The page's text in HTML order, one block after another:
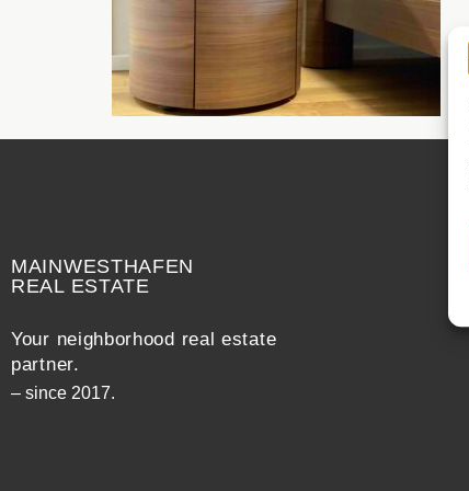
MAINWESTHAFEN
REAL ESTATE
Your neighborhood real estate
partner.
– since 2017.